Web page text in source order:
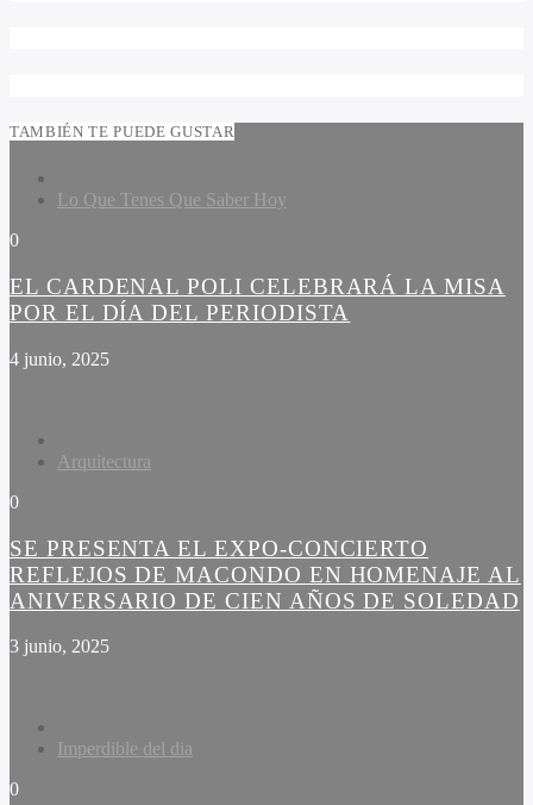
TAMBIÉN TE PUEDE GUSTAR
Lo Que Tenes Que Saber Hoy
0
EL CARDENAL POLI CELEBRARÁ LA MISA
POR EL DÍA DEL PERIODISTA
4 junio, 2025
Arquitectura
0
SE PRESENTA EL EXPO-CONCIERTO
REFLEJOS DE MACONDO EN HOMENAJE AL
ANIVERSARIO DE CIEN AÑOS DE SOLEDAD
3 junio, 2025
Imperdible del dia
0